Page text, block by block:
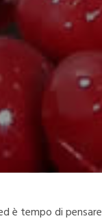
è tempo di